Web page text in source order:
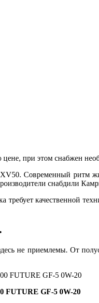
при этом снабжен
Современный ритм
снабдили
качественной
не приемлемы. От
FUTURE GF-5 0W-20